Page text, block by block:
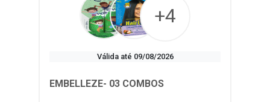
+4
Válida até 09/08/2026
EMBELLEZE- 03 COMBOS